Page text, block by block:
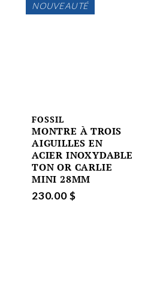
NOUVEAUTÉ
FOSSIL
MONTRE À TROIS
AIGUILLES EN
ACIER INOXYDABLE
TON OR CARLIE
MINI 28MM
230.00 $